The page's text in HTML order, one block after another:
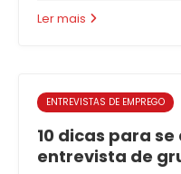
Ler mais
ENTREVISTAS DE EMPREGO
10 dicas para
entrevista de